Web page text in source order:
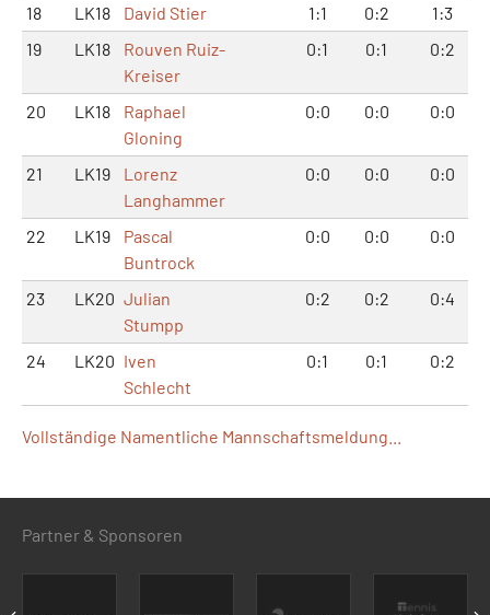
18 LK18 David Stier 1:1 0:2
1:3
19
LK18
Rouven Ruiz-
Kreiser
0:1 0:1 0:2
20 LK18
Raphael
Gloning
0:0 0:0 0:0
21 LK19
Lorenz
Langhammer
0:0 0:0 0:0
22 LK19
Pascal
Buntrock
0:0 0:0 0:0
23 LK20 Julian
Stumpp
0:2 0:2 0:4
24 LK20 Iven
Schlecht
0:1 0:1 0:2
Vollständige Namentliche Mannschaftsmeldung...
Partner & Sponsoren